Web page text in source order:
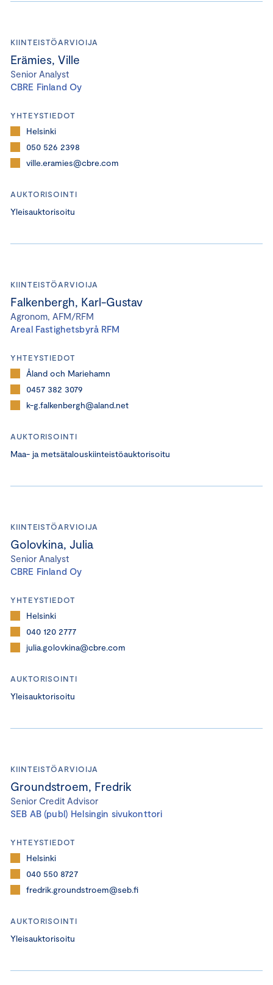
KIINTEISTÖARVIOIJA
Erämies, Ville
Senior Analyst
CBRE Finland Oy
YHTEYSTIEDOT
Helsinki
050 526 2398
ville.eramies@cbre.com
AUKTORISOINTI
Yleisauktorisoitu
KIINTEISTÖARVIOIJA
Falkenbergh, Karl-Gustav
Agronom, AFM/RFM
Areal Fastighetsbyrå RFM
YHTEYSTIEDOT
Åland och Mariehamn
0457 382 3079
k-g.falkenbergh@aland.net
AUKTORISOINTI
Maa- ja metsätalouskiinteistöauktorisoitu
KIINTEISTÖARVIOIJA
Golovkina, Julia
Senior Analyst
CBRE Finland Oy
YHTEYSTIEDOT
Helsinki
040 120 2777
julia.golovkina@cbre.com
AUKTORISOINTI
Yleisauktorisoitu
KIINTEISTÖARVIOIJA
Groundstroem, Fredrik
Senior Credit Advisor
SEB AB (publ) Helsingin sivukonttori
YHTEYSTIEDOT
Helsinki
040 550 8727
fredrik.groundstroem@seb.fi
AUKTORISOINTI
Yleisauktorisoitu